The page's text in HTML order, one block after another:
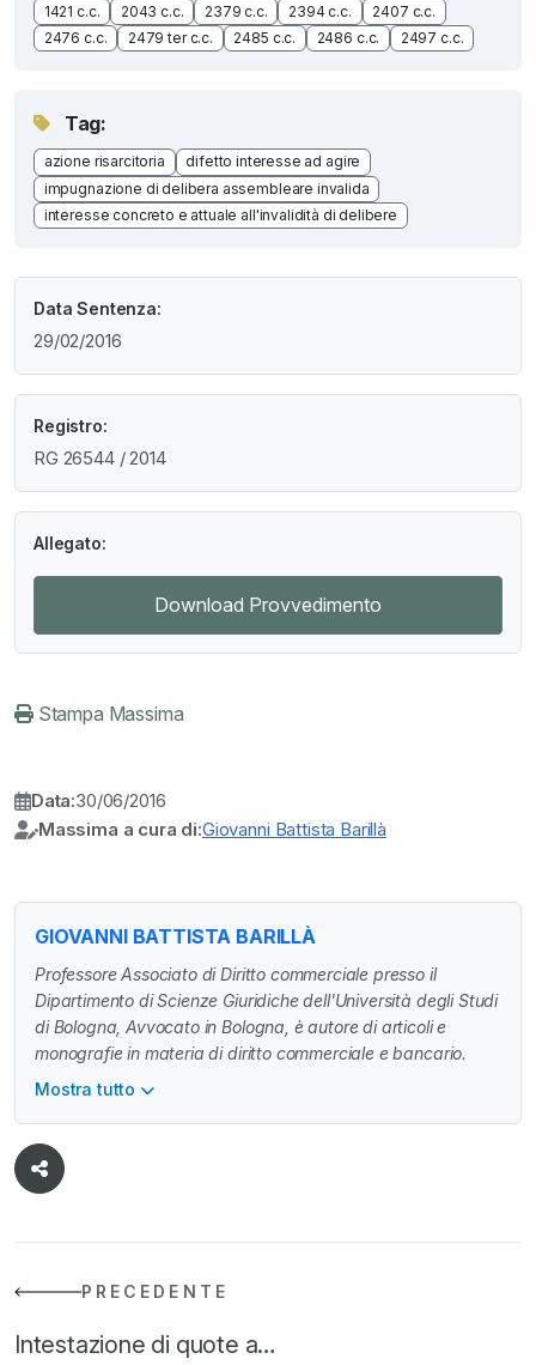
1421 c.c. 2043 c.c. 2379 c.c. 2394 c.c.
2407 c.c.
2476 c.c.
2479 ter c.c. 2485 c.c. 2486 c.c. 2497 c.c.
Tag:
azione risarcitoria
difetto interesse ad agire
impugnazione di delibera assembleare invalida
interesse concreto e attuale all'invalidità di delibere
Data Sentenza:
29/02/2016
Registro:
RG 26544 / 2014
Allegato:
Download Provvedimento
Stampa Massima
Data:30/06/2016
Massima a cura di:Giovanni Battista Barillà
GIOVANNI BATTISTA BARILLÀ
Professore Associato di Diritto commerciale presso il
Dipartimento di Scienze Giuridiche dell'Università degli Studi
di Bologna, Avvocato in Bologna, è autore di articoli e
monografie in materia di diritto commerciale e bancario.
Mostra tutto
PRECEDENTE
Intestazione di quote a…